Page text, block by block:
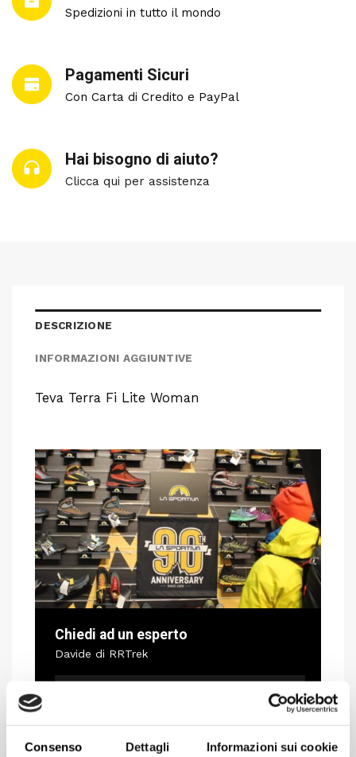
Consenso Dettagli Informazioni sui cookie
Spedizioni in tutto il mondo
Pagamenti Sicuri
Con Carta di Credito e PayPal
Hai bisogno di aiuto?
Clicca qui per assistenza
Chiedi ad un esperto
Davide di RRTrek
DESCRIZIONE
INFORMAZIONI AGGIUNTIVE
Teva Terra Fi Lite Woman